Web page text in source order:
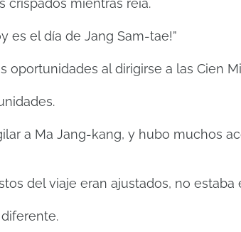
crispados mientras reía.
es el día de Jang Sam-tae!”
oportunidades al dirigirse a las Cien
a Ma Jang-kang, y hubo muchos
del viaje eran ajustados, no